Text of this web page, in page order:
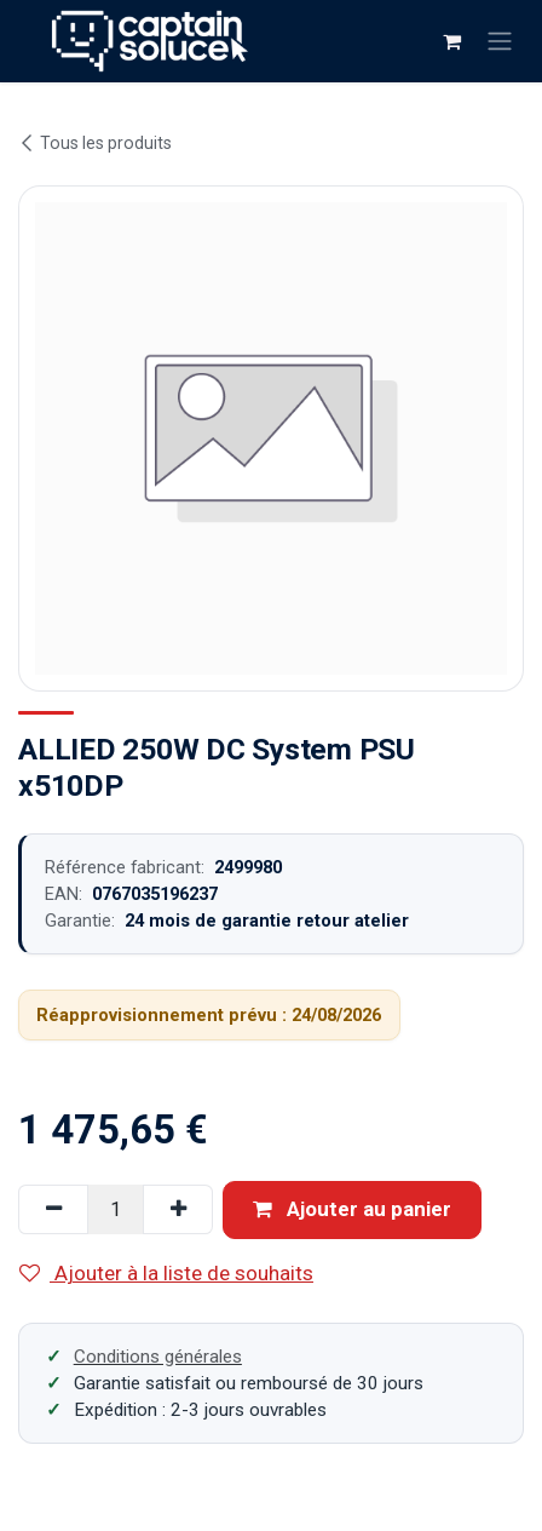
Se rendre au contenu
Tous les produits
ALLIED 250W DC System PSU
x510DP
Référence fabricant: 2499980
EAN: 0767035196237
Garantie: 24 mois de garantie retour atelier
Réapprovisionnement prévu : 24/08/2026
1 475,65 €
Ajouter au panier
Ajouter à la liste de souhaits
Conditions générales
Garantie satisfait ou remboursé de 30 jours
Expédition : 2-3 jours ouvrables